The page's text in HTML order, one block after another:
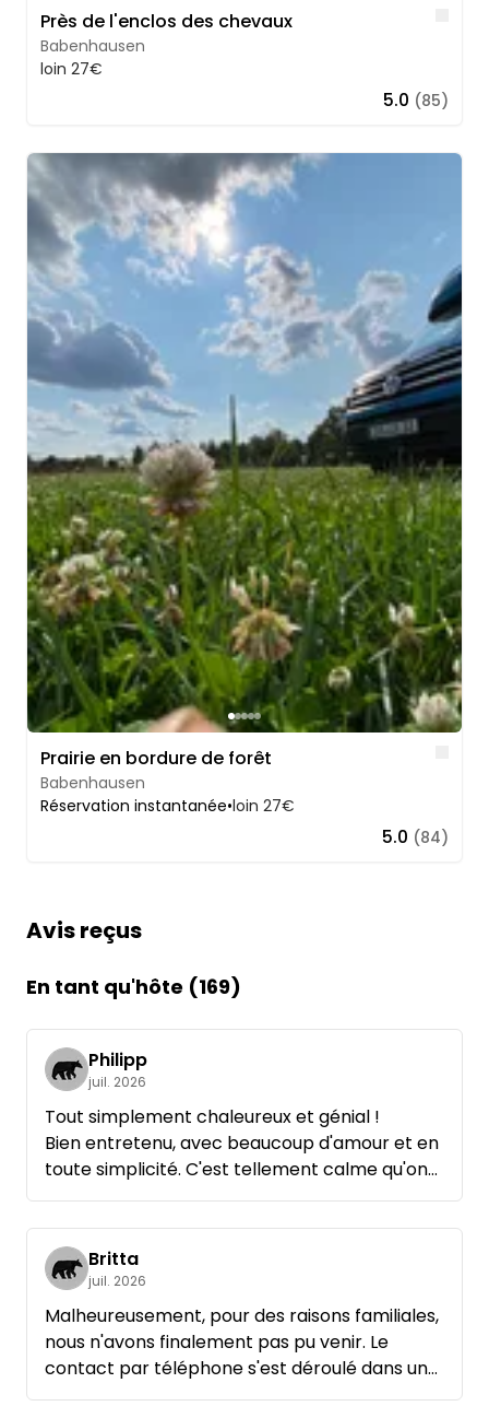
Près de l'enclos des chevaux
Babenhausen
loin 27€
5.0 (85)
Image 1 of 5
Prairie en bordure de forêt
Babenhausen
Réservation instantanée•loin 27€
5.0 (84)
Avis reçus
En tant qu'hôte (169)
Philipp
juil. 2026
Tout simplement chaleureux et génial !
Bien entretenu, avec beaucoup d'amour et en
toute simplicité. C'est tellement calme qu'on
peut vraiment se détendre et se ressourcer !
On reviendra, c'est sûr !!
Britta
juil. 2026
Malheureusement, pour des raisons familiales,
nous n'avons finalement pas pu venir. Le
contact par téléphone s'est déroulé dans une
ambiance très conviviale.